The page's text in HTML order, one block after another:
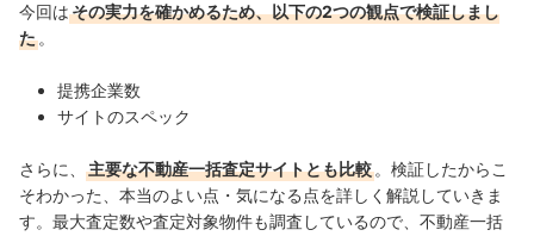
今回はその実力を確かめるため、以下の2つの観点で検証しまし
た 。
提携企業数
サイトのスペック
さらに、 主要な不動産一括査定サイトとも比較 。検証したからこ
そわかった、本当のよい点・気になる点を詳しく解説していきま
す。最大査定数や査定対象物件も調査しているので、不動産一括